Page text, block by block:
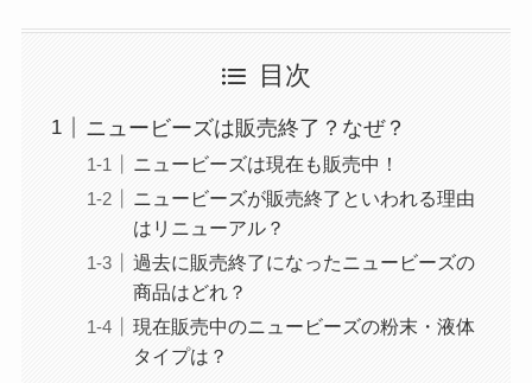
目次
ニュービーズは販売終了？なぜ？
ニュービーズは現在も販売中！
ニュービーズが販売終了といわれる理由
はリニューアル？
過去に販売終了になったニュービーズの
商品はどれ？
現在販売中のニュービーズの粉末・液体
タイプは？